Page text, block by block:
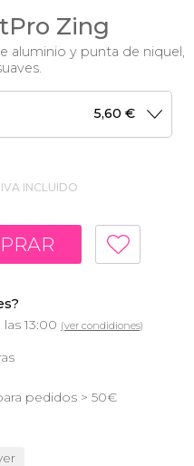
Zing
aluminio y punta de niquel,
5,60 €
IVA INCLUIDO
13:00 (ver condidiones)
pedidos > 50€